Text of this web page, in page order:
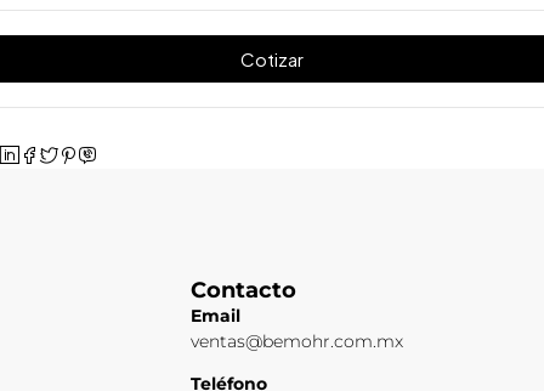
Cotizar
Contacto
Email
ventas@bemohr.com.mx
Teléfono